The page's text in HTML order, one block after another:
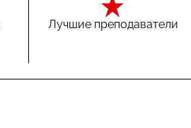
Лучшие преподаватели